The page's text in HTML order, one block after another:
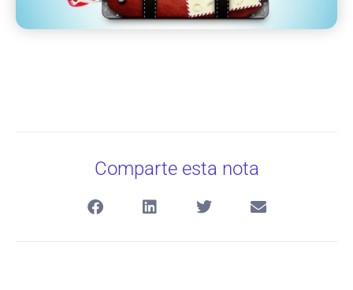
Comparte esta nota